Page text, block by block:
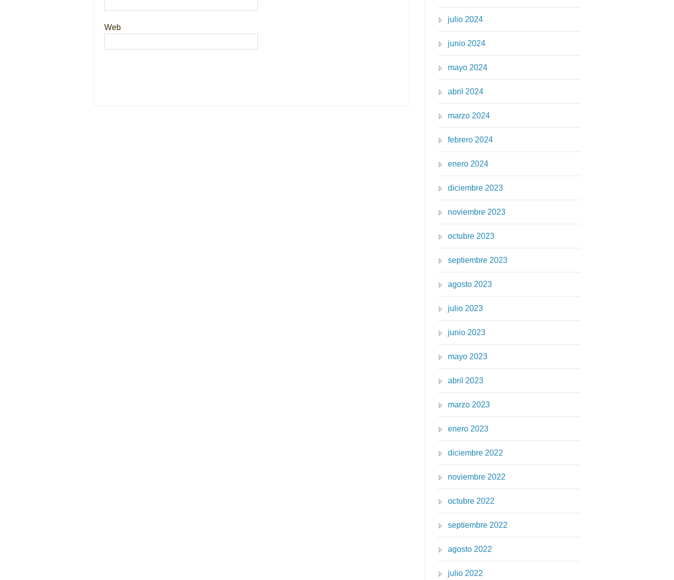
Web
julio 2024
junio 2024
mayo 2024
abril 2024
marzo 2024
febrero 2024
enero 2024
diciembre 2023
noviembre 2023
octubre 2023
septiembre 2023
agosto 2023
julio 2023
junio 2023
mayo 2023
abril 2023
marzo 2023
enero 2023
diciembre 2022
noviembre 2022
octubre 2022
septiembre 2022
agosto 2022
julio 2022